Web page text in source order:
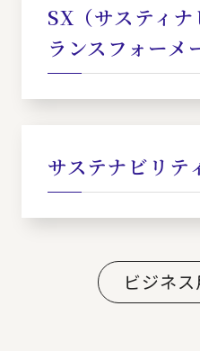
SX（サスティ
ランスフォーメ
サステナビリテ
ビジネ